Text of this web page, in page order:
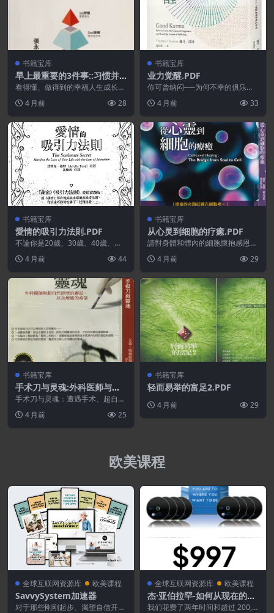
书籍宝库
早上最重要的3件事::习惯并
且去做,.30天改变人生的行动
魔法.PDF
看得懂、做得到的幸福人生成长
上跟着做，教你人生养...
4 月前 28
书籍宝库
业力觉醒.PDF
你可曾纳闷──为何不幸的俱乐部
伤不能靠自己决定吗？...
4 月前 33
书籍宝库
愛情的吸引力法則.PDF
不論你是20歲、30歲、40歲、甚
4 月前 44
书籍宝库
从心灵到细胞的疗癒.PDF
請對身體和體內的細胞懷抱感恩之
通的橋樑,啟動自我的...
4 月前 29
书籍宝库
手术刀与灵魂:外科医师与超
自然经历的邂逅,以及疗愈的
希望.PDF
手术刀与灵魂：遭遇手术、超自然
和希望的治愈力量Allan J. Hamilto
n... 4 月前 25
书籍宝库
轻而易举的富足2.PDF
4 月前 29
欧美课程
全球互联网资源库 欧美课程
SavvySystem加速器
对于那些刚刚起步、渴望自信开启
全球互联网资源库 欧美课程
杰·亚伯拉罕-如何从现在的位
置到达你想要的位置 ($997)
我们花费了两年时间和超过 200,0